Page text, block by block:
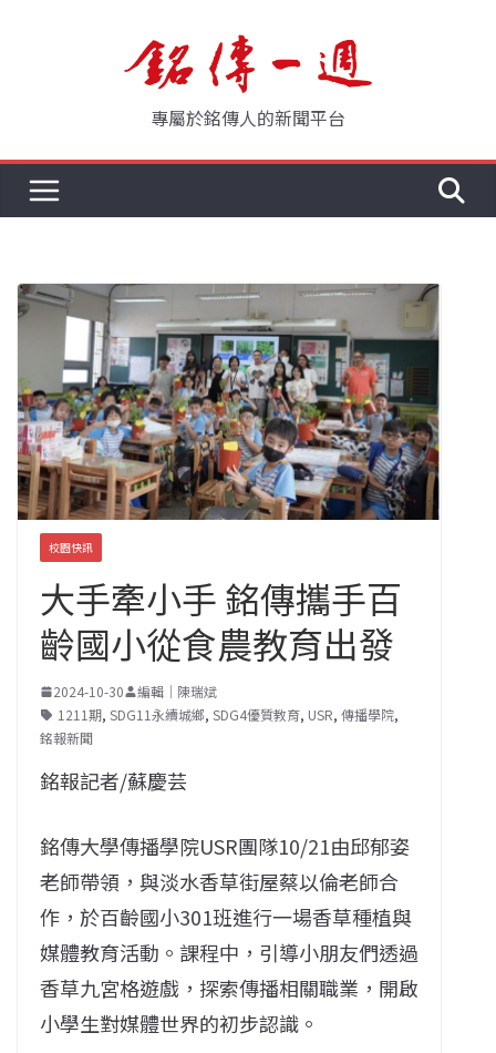
專屬於銘傳人的新聞平台
校園快訊
大手牽小手 銘傳攜手百
齡國小從食農教育出發
2024-10-30
編輯｜陳瑞斌
1211期, SDG11永續城鄉, SDG4優質教育, USR, 傳播學院,
銘報新聞
銘報記者/蘇慶芸
銘傳大學傳播學院USR團隊10/21由邱郁姿
老師帶領 ，與淡水香草街屋蔡以倫老師合
作，於百齡國小301班進行一場香草種植與
媒體教育活動。課程中，引導小朋友們透過
香草九宮格遊戲，探索傳播相關職業， 開啟
小學生對媒體世界的初步認識。